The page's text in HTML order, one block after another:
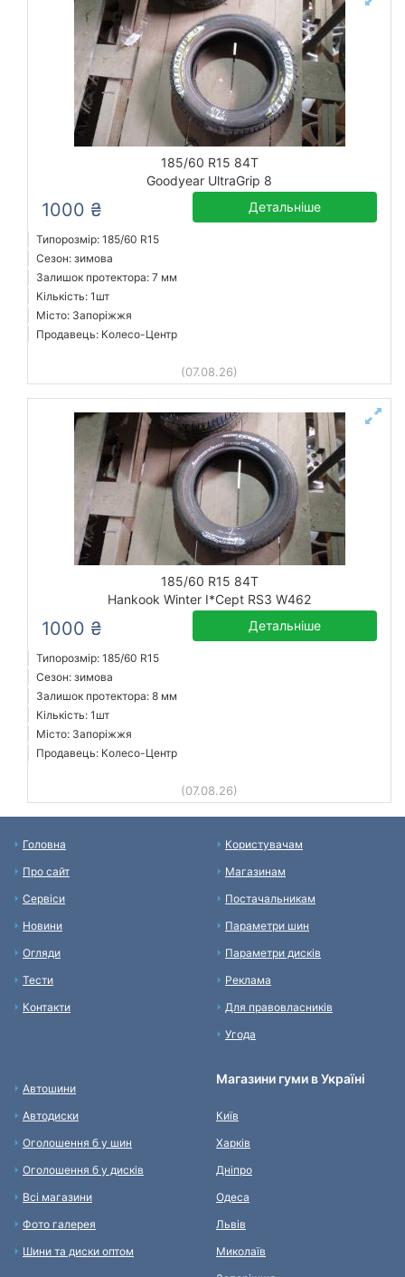
185/60 R15 84T
Goodyear UltraGrip 8
1000 ₴ Детальніше
Типорозмір: 185/60 R15
Сезон: зимова
Залишок протектора: 7 мм
Кількість: 1шт
Місто: Запоріжжя
Продавець: Колесо-Центр
(07.08.26)
185/60 R15 84T
Hankook Winter I*Cept RS3 W462
1000 ₴ Детальніше
Типорозмір: 185/60 R15
Сезон: зимова
Залишок протектора: 8 мм
Кількість: 1шт
Місто: Запоріжжя
Продавець: Колесо-Центр
(07.08.26)
Головна
Про сайт
Сервіси
Новини
Огляди
Тести
Контакти
Користувачам
Магазинам
Постачальникам
Параметри шин
Параметри дисків
Реклама
Для правовласників
Угода
Автошини
Автодиски
Оголошення б у шин
Оголошення б у дисків
Всі магазини
Фото галерея
Шини та диски оптом
Магазини гуми в Україні
Київ
Харків
Дніпро
Одеса
Львів
Миколаїв